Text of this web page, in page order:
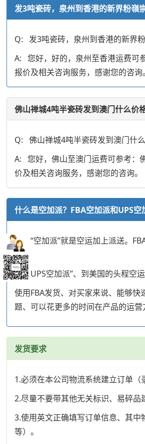
发3吨瓷砖，泉州到香港的新界粉嶺
Q: 发3吨瓷砖，泉州到香港的新界
A: 您好，好的，泉州至香港运费可
报价及相关咨询服务，感谢您的咨询。
佛山禅城4吨半瓷砖发到澳门什么价
Q: 佛山禅城4吨半瓷砖发到澳门什
A: 您好，佛山至澳门运费可参考：
价及相关咨询服务，感谢您的咨询。
什么是空加派？FBA空加派和UPS空
所谓“空加派”就是空运加上派送。
束。
美国UPS空加派”、到美国的头程空
使用FBA发货、对买家来说、能够
题、可以花更多的时间在产品的运营
发货要求
1.必须在本公司物流系统建立订单（
2.尽量不要带其他无关标识、易碎品
3.使用英文正确填写订单信息、其
等）。